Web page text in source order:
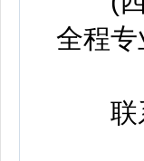
全程
联系